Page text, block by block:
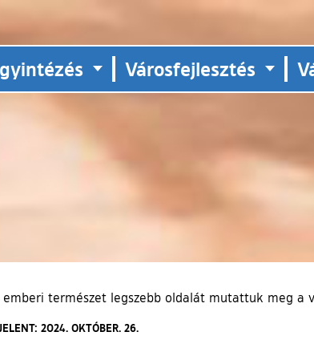
Városfejlesztés
emberi természet legszebb oldalát mutattuk meg a
2024. OKTÓBER. 26.